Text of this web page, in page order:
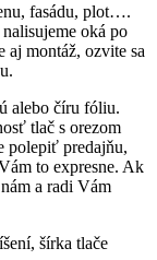
fasádu, plot….
oká po
aj montáž, ozvite sa
alebo číru fóliu.
tlač s orezom
polepiť predajňu,
to expresne. Ak
a radi Vám
šírka tlače